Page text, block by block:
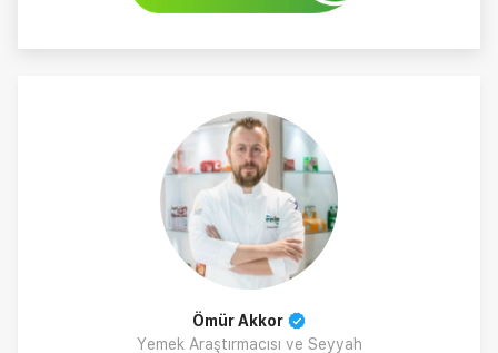
Ömür Akkor
Yemek Araştırmacısı ve Seyyah